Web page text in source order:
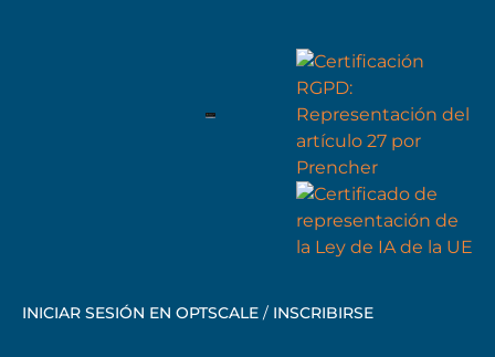
INICIAR SESIÓN EN OPTSCALE / INSCRIBIRSE